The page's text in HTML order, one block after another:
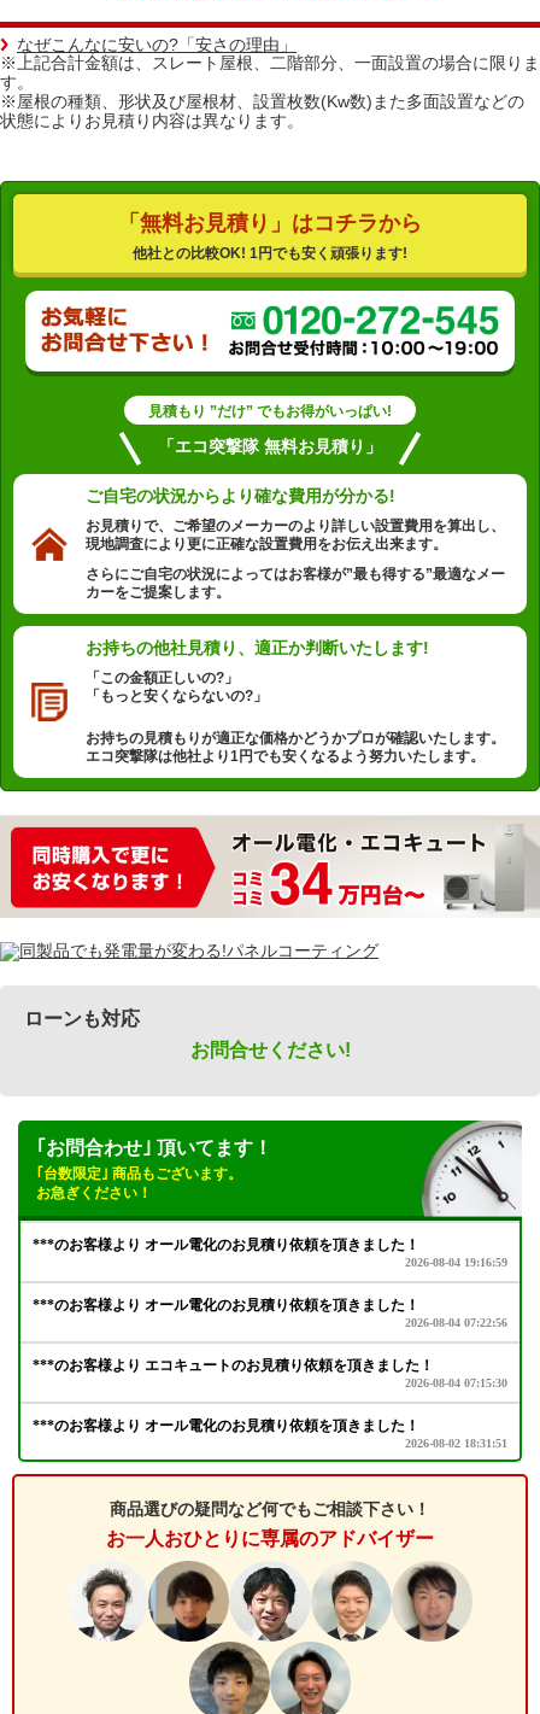
※上記合計金額は、スレート屋根、二階部分、一面設置の場合に限りま
す。
※屋根の種類、形状及び屋根材、設置枚数(Kw数)また多面設置などの
状態によりお見積り内容は異なります。
なぜこんなに安いの?「安さの理由」
「無料お見積り」はコチラから
他社との比較OK! 1円でも安く頑張ります!
見積もり ”だけ” でもお得がいっぱい!
「エコ突撃隊 無料お見積り」
ご自宅の状況からより確な費用が分かる!
お見積りで、ご希望のメーカーのより詳しい設置費用を算出し、
現地調査により更に正確な設置費用をお伝え出来ます。
さらにご自宅の状況によってはお客様が”最も得する”最適なメー
カーをご提案します。
お持ちの他社見積り、 適正か判断いたします!
「この金額正しいの?」
「もっと安くならないの?」
お持ちの見積もりが適正な価格かどうかプロが確認いたします。
エコ突撃隊は他社より1円でも安くなるよう努力いたします。
ローンも対応
お問合せください!
｢お問合わせ｣ 頂いてます！
｢台数限定｣ 商品もございます。
お急ぎください！
商品選びの疑問など何でもご相談下さい！
お一人おひとりに専属のアドバイザー